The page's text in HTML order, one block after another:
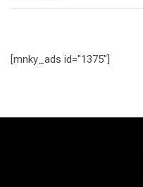
[mnky_ads id="1375"]